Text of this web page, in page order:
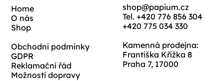
shop@papium.cz
Tel. +420 776 856 304
+420 775 034 330
Kamenná prodejna:
Františka Křížka 8
Praha 7, 17000
Home
O nás
Shop
Obchodní podmínky
GDPR
Reklamační řád
Možnosti dopravy